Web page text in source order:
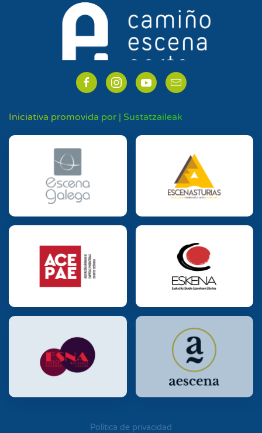
Iniciativa promovida por | Sustatzaileak
Política de privacidad